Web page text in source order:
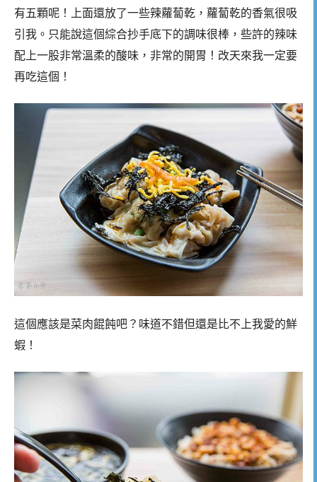
有五顆呢！上面還放了一些辣蘿蔔乾，蘿蔔乾的香氣很吸
引我。只能說這個綜合抄手底下的調味很棒，些許的辣味
配上一股非常溫柔的酸味，非常的開胃！改天來我一定要
再吃這個！
這個應該是菜肉餛飩吧？味道不錯但還是比不上我愛的鮮
蝦！